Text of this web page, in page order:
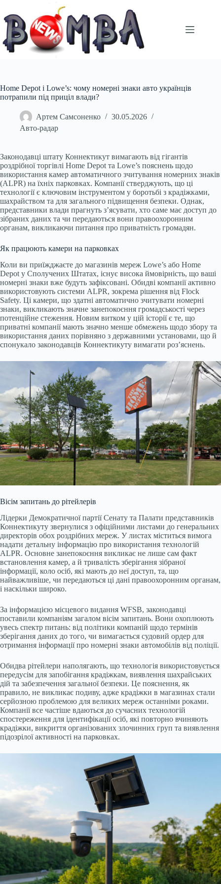
вмісту
Home Depot і Lowe’s: чому номерні знаки авто українців
потрапили під приціл влади?
Артем Самсоненко
30.05.2026
Авто-радар
Законодавці штату Коннектикут вимагають від гігантів
роздрібної торгівлі Home Depot та Lowe’s пояснень щодо
використання камер автоматичного зчитування номерних знаків
(ALPR) на їхніх парковках. Компанії стверджують, що ці
технології є ключовим інструментом у боротьбі з крадіжками,
шахрайством та для загального підвищення безпеки. Однак,
представники влади прагнуть з’ясувати, хто саме має доступ до
зібраних даних та чи передаються вони правоохоронним
органам, викликаючи питання про приватність громадян.
Як працюють камери на парковках
Коли ви приїжджаєте до магазинів мереж Lowe’s або Home
Depot у Сполучених Штатах, існує висока ймовірність, що ваші
номерні знаки вже будуть зафіксовані. Обидві компанії активно
використовують системи ALPR, зокрема рішення від Flock
Safety. Ці камери, що здатні автоматично зчитувати номерні
знаки, викликають значне занепокоєння громадськості через
потенційне стеження. Новим витком у цій історії є те, що
приватні компанії мають значно менше обмежень щодо збору та
використання даних порівняно з державними установами, що й
спонукало законодавців Коннектикуту вимагати роз’яснень.
Вісім запитань до рітейлерів
Лідерки Демократичної партії Сенату та Палати представників
Коннектикуту звернулися з офіційними листами до генеральних
директорів обох роздрібних мереж. У листах міститься вимога
надати детальну інформацію про використання технологій
ALPR. Основне занепокоєння викликає не лише сам факт
встановлення камер, а й тривалість зберігання зібраної
інформації, коло осіб, які мають до неї доступ, та, що
найважливіше, чи передаються ці дані правоохоронним органам,
і наскільки широко.
За інформацією місцевого видання WFSB, законодавці
поставили компаніям загалом вісім запитань. Вони охоплюють
увесь спектр питань: від політики компаній щодо термінів
зберігання даних до того, чи вимагається судовий ордер для
отримання інформації про номерні знаки автомобілів від поліції.
Обидва рітейлери наполягають, що технологія використовується
передусім для запобігання крадіжкам, виявлення шахрайських
дій та забезпечення загальної безпеки. Це пояснення, як
правило, не викликає подиву, адже крадіжки в магазинах стали
серйозною проблемою для великих мереж останніми роками.
Компанії все частіше вдаються до сучасних технологій
спостереження для ідентифікації осіб, які повторно вчиняють
крадіжки, викриття організованих злочинних груп та виявлення
підозрілої активності на парковках.